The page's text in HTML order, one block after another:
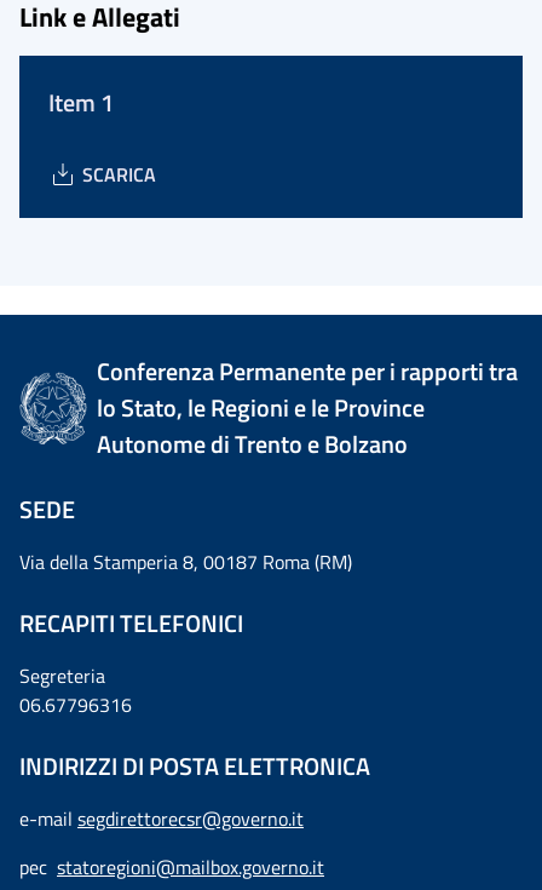
Link e Allegati
Item 1
SCARICA
Conferenza Permanente per i rapporti tra
lo Stato, le Regioni e le Province
Autonome di Trento e Bolzano
SEDE
Via della Stamperia 8, 00187 Roma (RM)
RECAPITI TELEFONICI
Segreteria
06.67796316
INDIRIZZI DI POSTA ELETTRONICA
e-mail segdirettorecsr@governo.it
pec statoregioni@mailbox.governo.it